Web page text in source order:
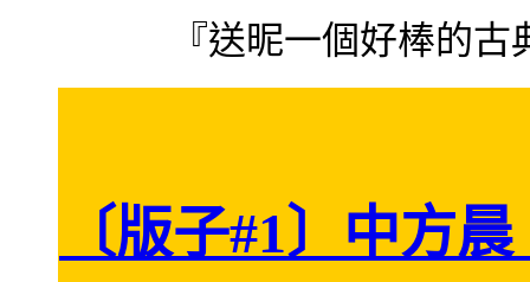
『送昵一個好棒的
〔版子#1〕中方